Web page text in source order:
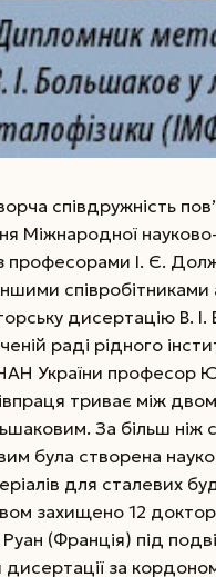
співдружність
Між­на­родної
професорами І. Є.
дисертацію В. І.
раді рідного
України професор
триває між
За більш ніж
була створена
для сталевих
захищено 12
Руан (Франція) під
дисертації за